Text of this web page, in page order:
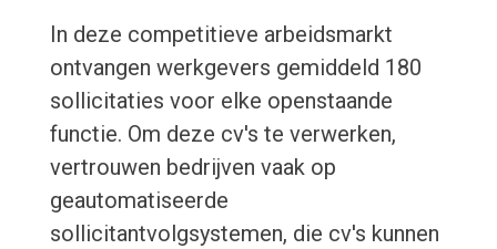
In deze competitieve arbeidsmarkt
ontvangen werkgevers gemiddeld 180
sollicitaties voor elke openstaande
functie. Om deze cv's te verwerken,
vertrouwen bedrijven vaak op
geautomatiseerde
sollicitantvolgsystemen, die cv's kunnen